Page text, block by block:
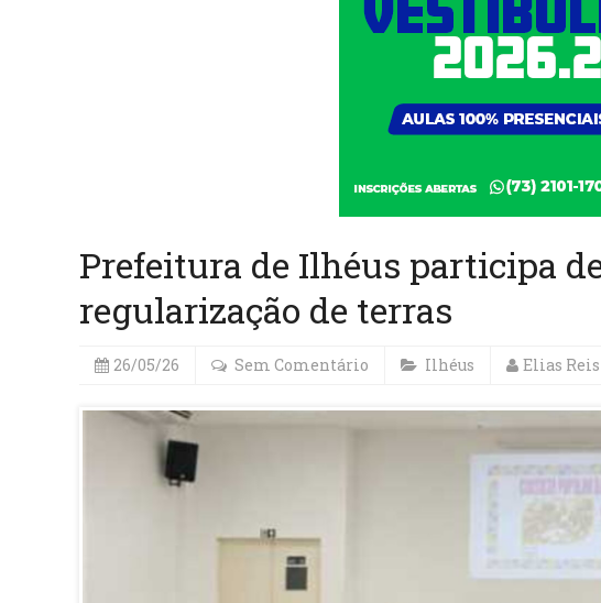
Prefeitura de Ilhéus participa
regularização de terras
26/05/26 Sem Comentário Ilhéus Elias Reis